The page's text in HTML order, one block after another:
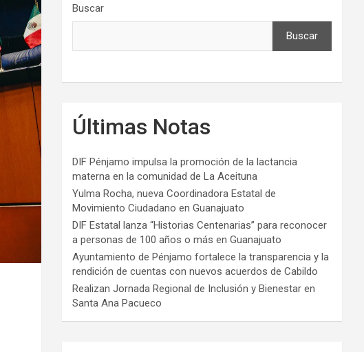
Buscar
Buscar
Últimas Notas
DIF Pénjamo impulsa la promoción de la lactancia
materna en la comunidad de La Aceituna
Yulma Rocha, nueva Coordinadora Estatal de
Movimiento Ciudadano en Guanajuato
DIF Estatal lanza “Historias Centenarias” para reconocer
a personas de 100 años o más en Guanajuato
Ayuntamiento de Pénjamo fortalece la transparencia y la
rendición de cuentas con nuevos acuerdos de Cabildo
Realizan Jornada Regional de Inclusión y Bienestar en
Santa Ana Pacueco